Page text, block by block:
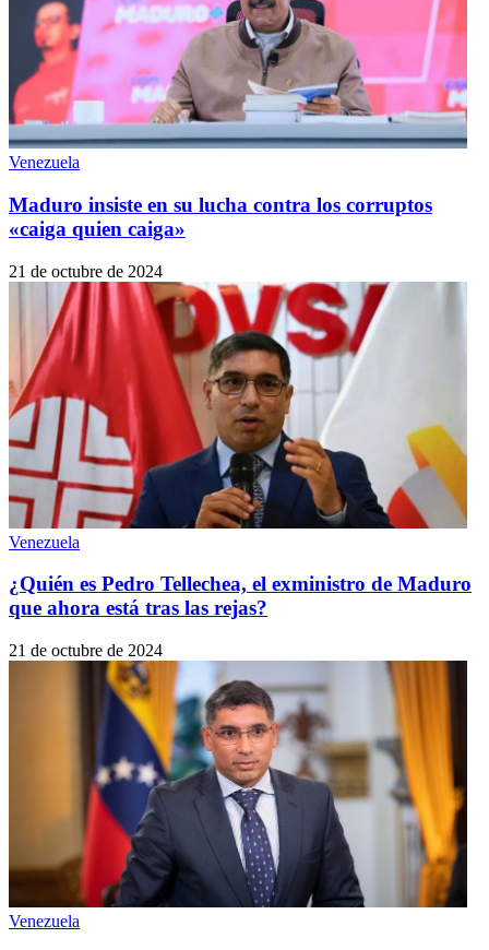
Venezuela
Maduro insiste en su lucha contra los corruptos
«caiga quien caiga»
21 de octubre de 2024
Venezuela
¿Quién es Pedro Tellechea, el exministro de Maduro
que ahora está tras las rejas?
21 de octubre de 2024
Venezuela